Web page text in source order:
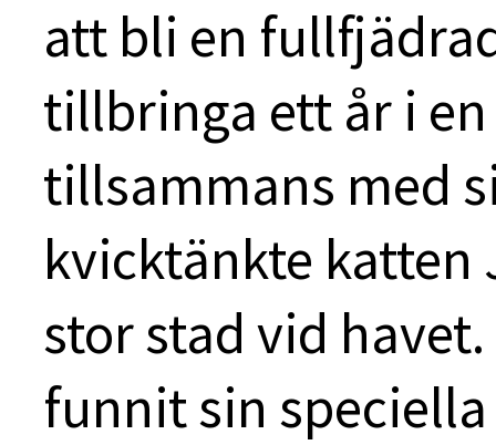
att bli en
tillbringa ett år i
tillsammans med
kvicktänkte katten
stor stad vid
funnit sin